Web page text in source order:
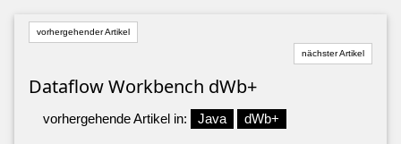
vorhergehender Artikel
nächster Artikel
Dataflow Workbench dWb+
vorhergehende Artikel in: Java dWb+